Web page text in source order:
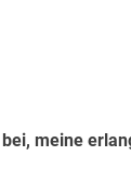
meine